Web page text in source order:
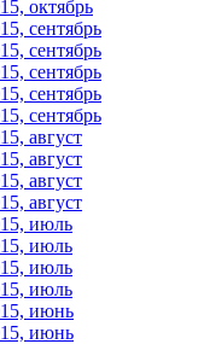
октябрь
сентябрь
сентябрь
сентябрь
сентябрь
сентябрь
август
август
август
август
июль
июль
июль
июль
июнь
июнь